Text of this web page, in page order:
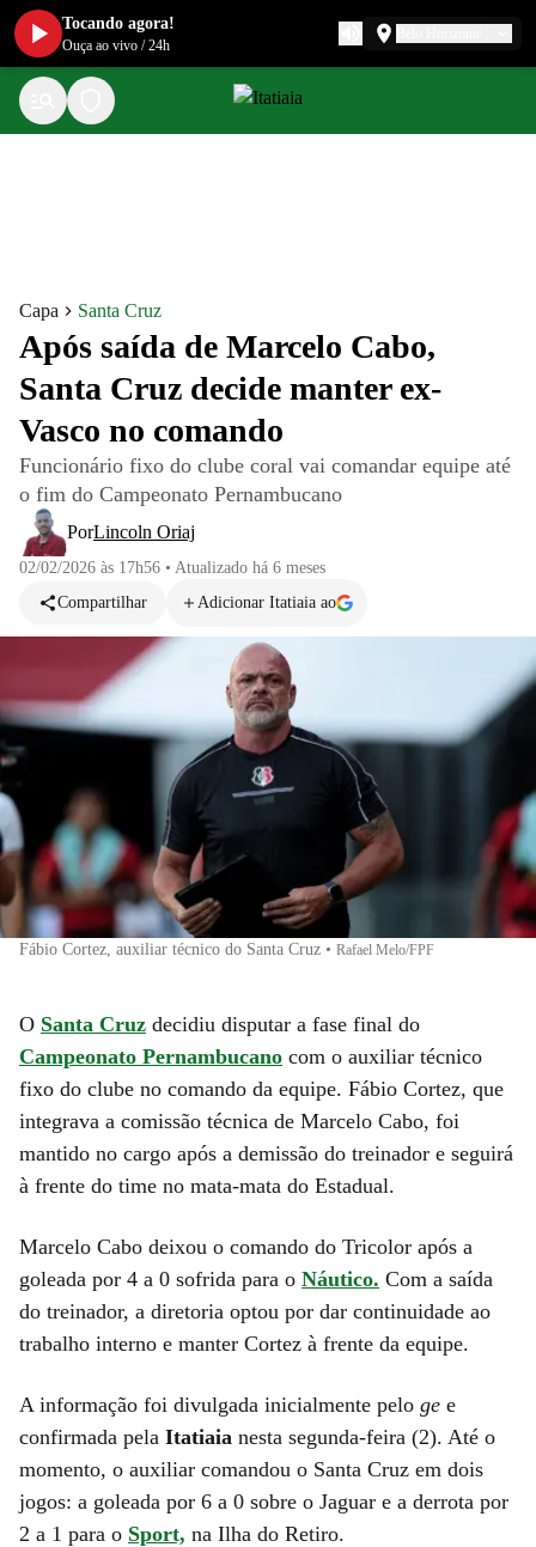
Capa Santa Cruz
Após saída de Marcelo Cabo,
Santa Cruz decide manter ex-
Vasco no comando
Funcionário fixo do clube coral vai comandar equipe até
o fim do Campeonato Pernambucano
PorLincoln Oriaj
02/02/2026 às 17h56 • Atualizado há 6 meses
Compartilhar
Adicionar Itatiaia ao
Fábio Cortez, auxiliar técnico do Santa Cruz • Rafael Melo/FPF
O Santa Cruz decidiu disputar a fase final do
Campeonato Pernambucano com o auxiliar técnico
fixo do clube no comando da equipe. Fábio Cortez, que
integrava a comissão técnica de Marcelo Cabo, foi
mantido no cargo após a demissão do treinador e seguirá
à frente do time no mata-mata do Estadual.
Marcelo Cabo deixou o comando do Tricolor após a
goleada por 4 a 0 sofrida para o Náutico. Com a saída
do treinador, a diretoria optou por dar continuidade ao
trabalho interno e manter Cortez à frente da equipe.
A informação foi divulgada inicialmente pelo ge e
confirmada pela Itatiaia nesta segunda-feira (2). Até o
momento, o auxiliar comandou o Santa Cruz em dois
jogos: a goleada por 6 a 0 sobre o Jaguar e a derrota por
2 a 1 para o Sport, na Ilha do Retiro.
Tocando agora!
Ouça ao vivo /24h